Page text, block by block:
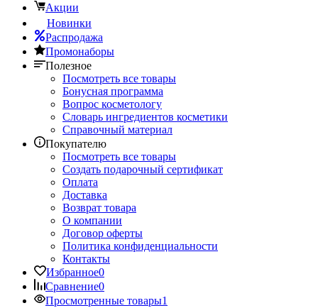
Акции
Новинки
Распродажа
Промонаборы
Полезное
Посмотреть все товары
Бонусная программа
Вопрос косметологу
Словарь ингредиентов косметики
Справочный материал
Покупателю
Посмотреть все товары
Создать подарочный сертификат
Оплата
Доставка
Возврат товара
О компании
Договор оферты
Политика конфиденциальности
Контакты
Избранное0
Сравнение0
Просмотренные товары1